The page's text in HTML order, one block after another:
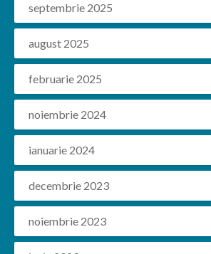
septembrie 2025
august 2025
februarie 2025
noiembrie 2024
ianuarie 2024
decembrie 2023
noiembrie 2023